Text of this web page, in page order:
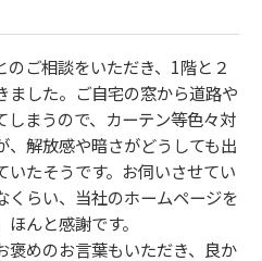
ご相談をいただき、1階と２
ました。ご自宅の窓から道路や
まうので、カーテン等色々対
解放感や暗さがどうしても出
たそうです。お伺いさせてい
くらい、当社のホームページを
んと感謝です。
褒めのお言葉もいただき、良か